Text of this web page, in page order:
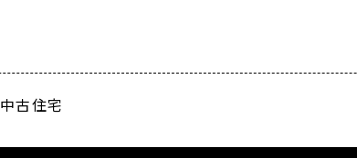
中古住宅